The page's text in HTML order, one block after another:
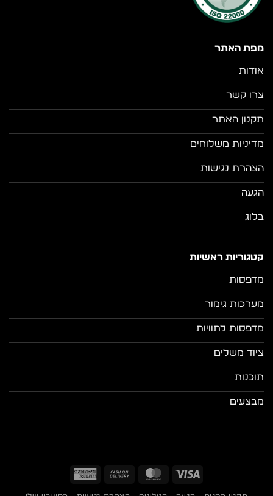
מפת האתר
אודות
צרו קשר
תקנון האתר
מדיניות משלוחים
הצהרת נגישות
הגעה
בלוג
קטגוריות ראשיות
מדפסות
מערכות גימור
מדפסות לתוויות
ציוד משלים
תוכנות
מבצעים
Visa
MasterCard
Cash